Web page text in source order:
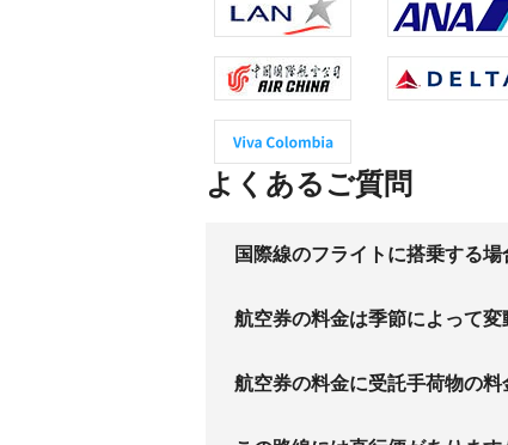
よくあるご質問
国際線のフライトに搭乗する
航空券の料金は季節によって変
航空券の料金に受託手荷物の